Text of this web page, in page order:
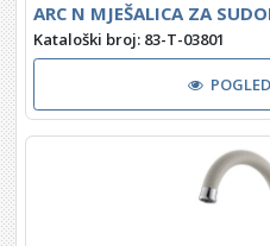
ARC N MJEŠALICA ZA
Kataloški broj: 83-T-03801